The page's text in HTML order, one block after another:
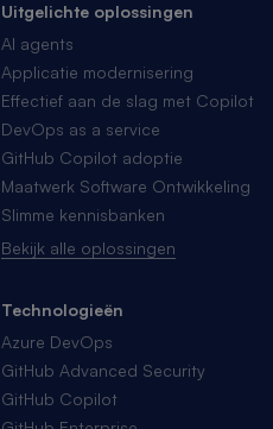
Uitgelichte oplossingen
AI agents
Applicatie modernisering
Effectief aan de slag met Copilot
DevOps as a service
GitHub Copilot adoptie
Maatwerk Software Ontwikkeling
Slimme kennisbanken
Bekijk alle oplossingen
Technologieën
Azure DevOps
GitHub Advanced Security
GitHub Copilot